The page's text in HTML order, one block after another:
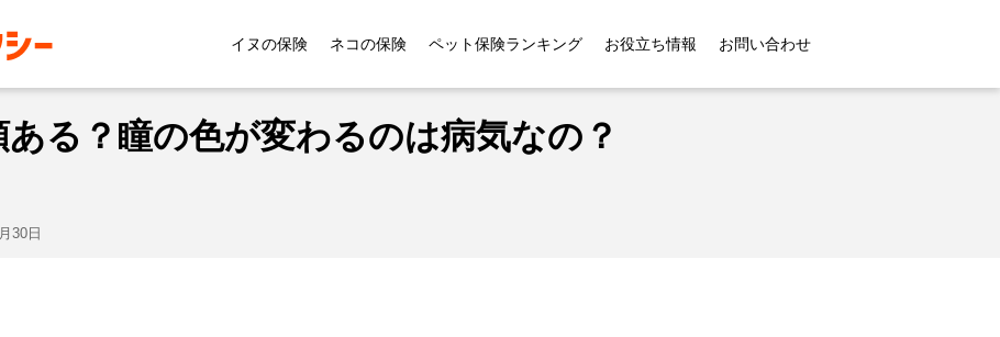
イヌの保険 ネコの保険 ペット保険ランキング お役立ち情報 お問い合わせ
習性 猫の目の色は何種類ある？瞳の色が変わるのは病気なの？
る？瞳の色が変わるのは病気なの？
30日